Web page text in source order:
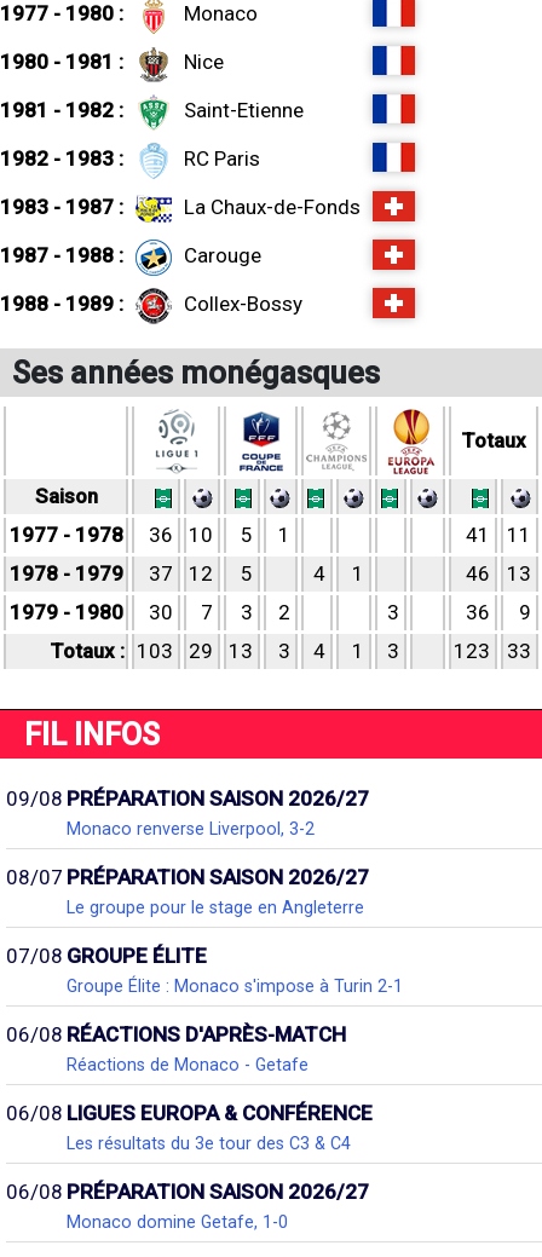
1977 - 1980 :
Monaco
1980 - 1981 :
Nice
1981 - 1982 :
Saint-Etienne
1982 - 1983 :
RC Paris
1983 - 1987 :
La Chaux-de-Fonds
1987 - 1988 :
Carouge
1988 - 1989 :
Collex-Bossy
Ses années monégasques
Totaux
Saison
1977 - 1978
36 10 5 1 41
11
1978 - 1979
37 12 5 4 1 46
13
1979 - 1980
30 7 3 2 3 36
9
Totaux : 103 29 13 3 4 1 3 123 33
FIL INFOS
09/08 PRÉPARATION SAISON 2026/27
Monaco renverse Liverpool, 3-2
08/07 PRÉPARATION SAISON 2026/27
Le groupe pour le stage en Angleterre
07/08 GROUPE ÉLITE
Groupe Élite : Monaco s'impose à Turin 2-1
06/08 RÉACTIONS D'APRÈS-MATCH
Réactions de Monaco - Getafe
06/08 LIGUES EUROPA & CONFÉRENCE
Les résultats du 3e tour des C3 & C4
06/08 PRÉPARATION SAISON 2026/27
Monaco domine Getafe, 1-0